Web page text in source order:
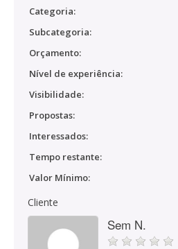
Categoria:
Subcategoria:
Orçamento:
Nível de experiência:
Visibilidade:
Propostas:
Interessados:
Tempo restante:
Valor Mínimo:
Cliente
Sem N.